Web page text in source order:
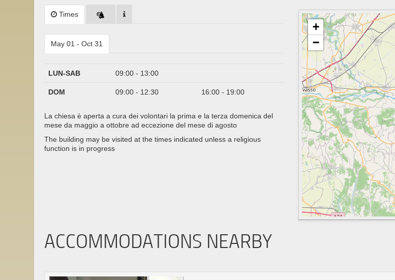
Times
May 01 - Oct 31
LUN-SAB 09:00 - 13:00
DOM 09:00 - 12:30 16:00 - 19:00
La chiesa è aperta a cura dei volontari la prima e la terza domenica del
mese da maggio a ottobre ad eccezione del mese di agosto
The building may be visited at the times indicated unless a religious
function is in progress
+
−
ACCOMMODATIONS NEARBY